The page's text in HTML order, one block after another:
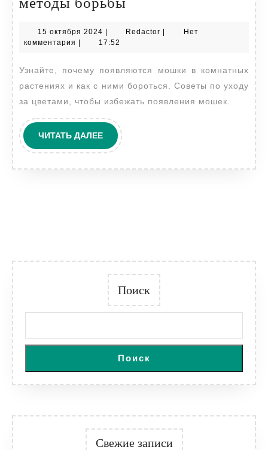
комнатных
причины
появления,
15 октября 2024 15
октября
Redactor Redactor
Нет
комментария
17:52
Узнайте, почему появляются мошки в комнатных
растениях и как с ними бороться. Советы по уходу
за цветами, чтобы избежать появления мошек.
ЧИТАТЬ ДАЛЕЕЧИТАТЬ
ДАЛЕЕ
Поиск
Поиск
Свежие записи